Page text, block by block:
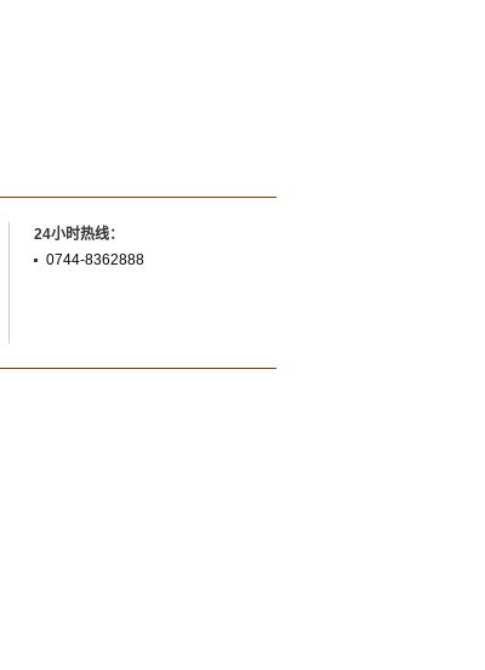
24小时热线：
0744-8362888